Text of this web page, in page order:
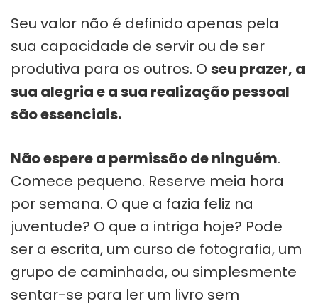
Seu valor não é definido apenas pela
sua capacidade de servir ou de ser
produtiva para os outros. O seu prazer, a
sua alegria e a sua realização pessoal
são essenciais.
Não espere a permissão de ninguém.
Comece pequeno. Reserve meia hora
por semana. O que a fazia feliz na
juventude? O que a intriga hoje? Pode
ser a escrita, um curso de fotografia, um
grupo de caminhada, ou simplesmente
sentar-se para ler um livro sem